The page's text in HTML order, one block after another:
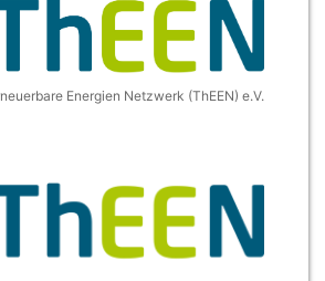
Energien Netzwerk (ThEEN) e.V.